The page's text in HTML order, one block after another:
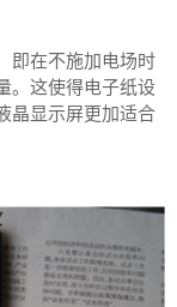
即在不施加电场时
。这使得电子纸设
晶显示屏更加适合